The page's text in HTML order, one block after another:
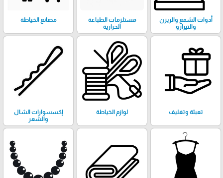
أدوات الشمع والريزن
والتيرازو
مستلزمات الطباعة
الحرارية
مصانع الخياطة
تعبئة وتغليف لوازم الخياطة
إكسسوارات الشال
والشعر